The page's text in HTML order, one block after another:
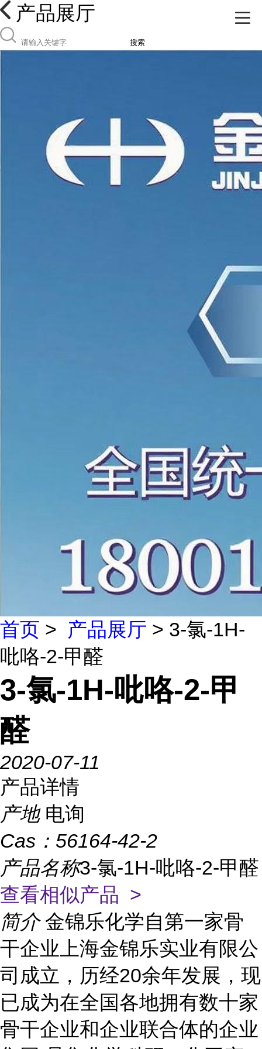
产品展厅
搜索
首页 > 产品展厅 > 3-氯-1H-
吡咯-2-甲醛
3-氯-1H-吡咯-2-甲
醛
2020-07-11
产品详情
产地 电询
Cas： 56164-42-2
产品名称3-氯-1H-吡咯-2-甲醛
查看相似产品 >
简介 金锦乐化学自第一家骨
干企业上海金锦乐实业有限公
司成立，历经20余年发展，现
已成为在全国各地拥有数十家
骨干企业和企业联合体的企业